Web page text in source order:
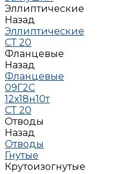
Эллиптические
Назад
Эллиптические
СТ 20
Фланцевые
Назад
Фланцевые
09Г2С
12х18н10т
СТ 20
Отводы
Назад
Отводы
Гнутые
Крутоизогнутые